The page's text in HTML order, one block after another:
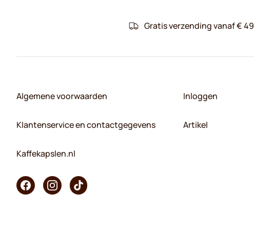
Gratis verzending vanaf € 49
Algemene voorwaarden
Klantenservice en contactgegevens
Kaffekapslen.nl
Inloggen
Artikel